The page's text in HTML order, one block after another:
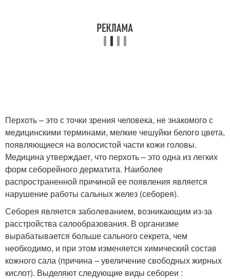
Перхоть – это с точки зрения человека, не знакомого с
медицинскими терминами, мелкие чешуйки белого цвета,
появляющиеся на волосистой части кожи головы.
Медицина утверждает, что перхоть – это одна из легких
форм себорейного дерматита. Наиболее
распространенной причиной ее появления является
нарушение работы сальных желез (себорея).
Себорея является заболеванием, возникающим из-за
расстройства салообразования. В организме
вырабатывается больше сального секрета, чем
необходимо, и при этом изменяется химический состав
кожного сала (причина – увеличение свободных жирных
кислот). Выделяют следующие виды себореи :